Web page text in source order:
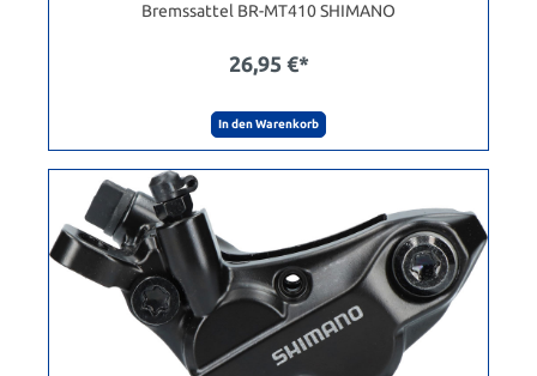
Bremssattel BR-MT410 SHIMANO
26,95 €*
In den Warenkorb